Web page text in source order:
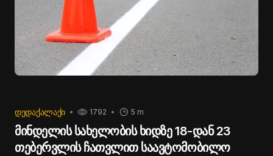
უამრავი რამე გაკეთდა ბოლო წლებში, უამრავი რამ
კეთდება და სამომავლოდაც ბევრი მნიშვნელოვანი
პროექტი გვაქვს დაგეგმილი”, - აღნიშნა კახა
კალაძემ.
ᲓᲔᲓᲐᲥᲐᲚᲐᲥᲘ 5 m
1792
მინდელის სახელობის ხიდზე 18-დან 23
თებერვლის ჩათვლით საავტომობილო